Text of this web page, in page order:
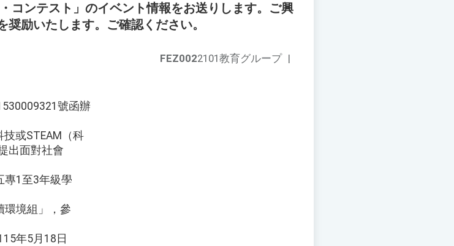
コンテスト」のイベント情報をお送りします。ご興
励いたします。ご確認ください。
FEZ0022101教育グループ |
號函辦
或STEAM（科
出面對社會
專1至3年級學
環境組」，參
年5月18日